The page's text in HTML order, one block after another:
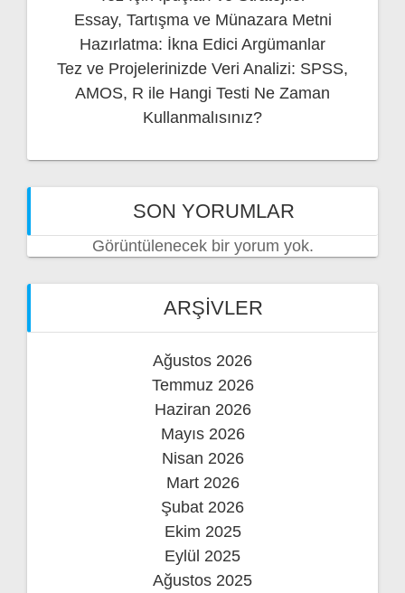
Essay, Tartışma ve Münazara Metni
Hazırlatma: İkna Edici Argümanlar
Tez ve Projelerinizde Veri Analizi: SPSS,
AMOS, R ile Hangi Testi Ne Zaman
Kullanmalısınız?
SON YORUMLAR
Görüntülenecek bir yorum yok.
ARŞIVLER
Ağustos 2026
Temmuz 2026
Haziran 2026
Mayıs 2026
Nisan 2026
Mart 2026
Şubat 2026
Ekim 2025
Eylül 2025
Ağustos 2025